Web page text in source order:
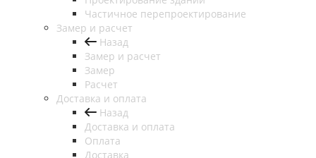
Частичное перепроектирование
Замер и расчет
Назад
Замер и расчет
Замер
Расчет
Доставка и оплата
Назад
Доставка и оплата
Оплата
Доставка